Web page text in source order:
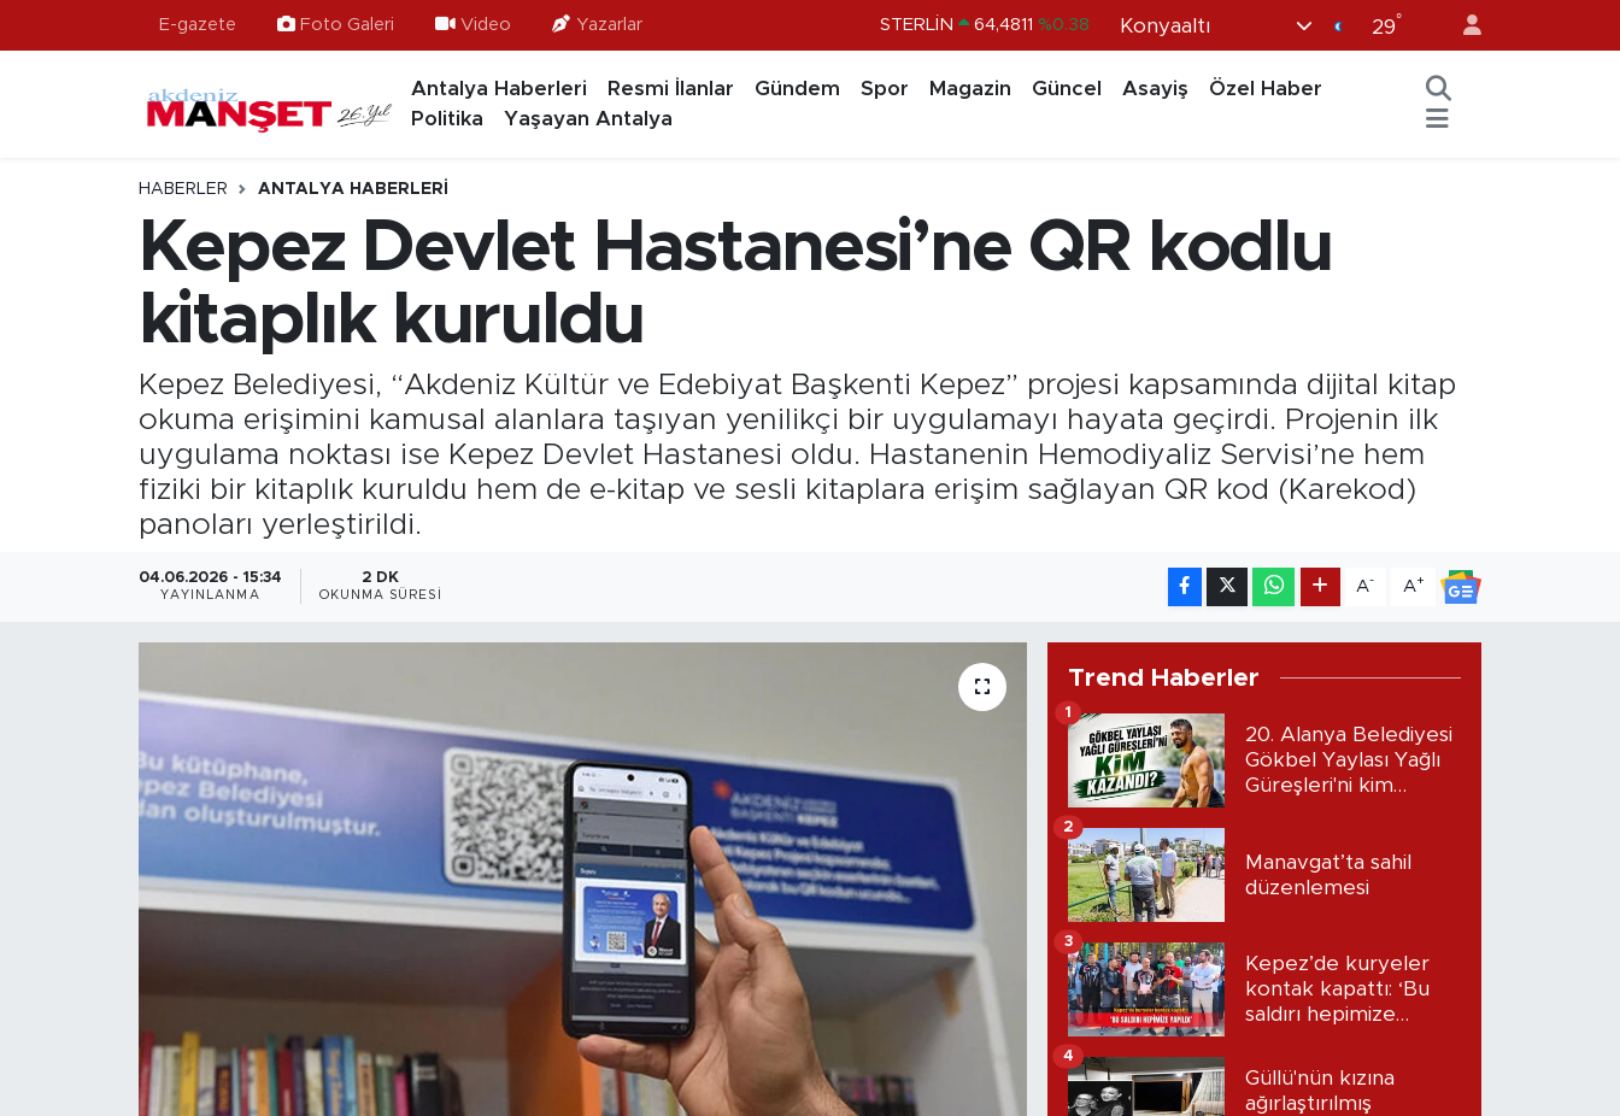
E-gazete Foto Galeri Video Yazarlar GRAM ALTIN 6648.99 %2.59
STERLİN 64,4811 %0.38
Konyaaltı 29°
Antalya Haberleri Resmi İlanlar Gündem Spor Magazin Güncel Asayiş
Özel Haber
Politika
Yaşayan Antalya
HABERLER ANTALYA HABERLERI
Kepez Devlet Hastanesi’ne QR kodlu
kitaplık kuruldu
Kepez Belediyesi, “Akdeniz Kültür ve Edebiyat Başkenti Kepez” projesi kapsamında dijital kitap
okuma erişimini kamusal alanlara taşıyan yenilikçi bir uygulamayı hayata geçirdi. Projenin ilk
uygulama noktası ise Kepez Devlet Hastanesi oldu. Hastanenin Hemodiyaliz Servisi’ne hem
fiziki bir kitaplık kuruldu hem de e-kitap ve sesli kitaplara erişim sağlayan QR kod (Karekod)
panoları yerleştirildi.
04.06.2026 - 15:34
YAYINLANMA
2 DK
OKUNMA SÜRESI
A- A+
Trend Haberler
20. Alanya Belediyesi
Gökbel Yaylası Yağlı
Güreşleri'ni kim
1
Manavgat’ta sahil
düzenlemesi
2
Kepez’de kuryeler
kontak kapattı: ‘Bu
saldırı hepimize
3
Güllü'nün kızına
ağırlaştırılmış
4
Ekonomi
Gündem
Kültür- Sanat
Magazin
Özel Haber
Politika
Resmi İlanlar
Antalya Nöbetçi Eczaneler
Antalya Trafik Yoğunluk Haritası
Süper Lig Puan Durumu ve Fikstür
Tüm Manşetler
Son Dakika Haberleri
Haber Arşivi